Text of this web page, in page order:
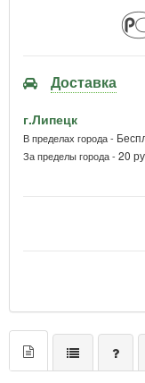
Доставка
г.Липецк
В пределах города -
За пределы города - 20